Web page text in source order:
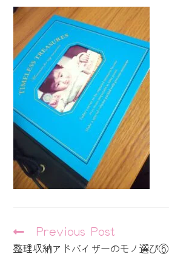
そ
の
他
Previous Post
整理収納アドバイザーのモノ選び⑥